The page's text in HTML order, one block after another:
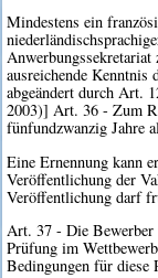
Mindestens ein
Anwerbungssekretariat
ausreichende Kenntnis
abgeändert durch Art.
2003)] Art. 36 - Zum
fünfundzwanzig Jahre
Eine Ernennung kann
Veröffentlichung der
Veröffentlichung darf
Art. 37 - Die
Prüfung im
Bedingungen für diese